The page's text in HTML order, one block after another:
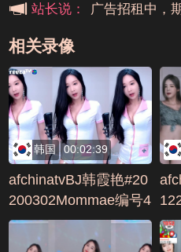
站长说： 广告招租中，
相关录像
韩国 00:02:39
afchinatvBJ韩霞艳#20
200302Mommae编号4
4C50159